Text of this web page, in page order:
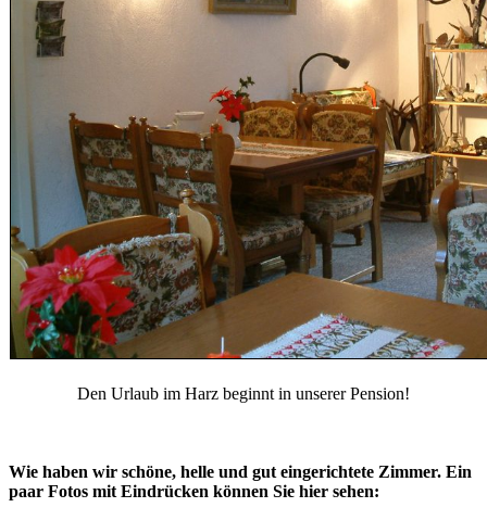
Den Urlaub im Harz beginnt in unserer Pension!
Wie haben wir schöne, helle und gut eingerichtete Zimmer. Ein
paar Fotos mit Eindrücken können Sie hier sehen: